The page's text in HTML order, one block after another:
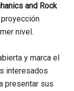
and Rock
nivel.
y marca el
interesados
presentar sus